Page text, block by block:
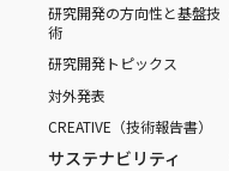
研究開発の方向性と基盤技
術
研究開発トピックス
対外発表
CREATIVE（技術報告書）
サステナビリティ